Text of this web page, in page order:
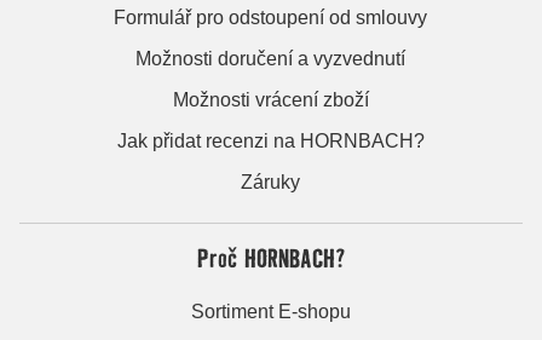
Formulář pro odstoupení od smlouvy
Možnosti doručení a vyzvednutí
Možnosti vrácení zboží
Jak přidat recenzi na HORNBACH?
Záruky
Proč HORNBACH?
Sortiment E-shopu